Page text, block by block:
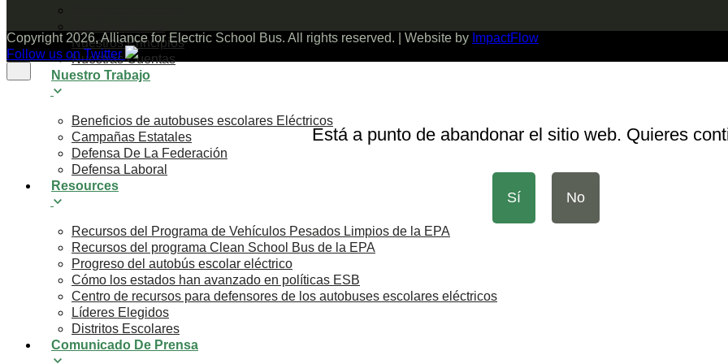
Nuestros Principios
Nuestras Cuentas
Nuestro Trabajo
Beneficios de autobuses escolares Eléctricos
Campañas Estatales
Defensa De La Federación
Defensa Laboral
Resources
Recursos del Programa de Vehículos Pesados Limpios de la EPA
Recursos del programa Clean School Bus de la EPA
Progreso del autobús escolar eléctrico
Cómo los estados han avanzado en políticas ESB
Centro de recursos para defensores de los autobuses escolares eléctricos
Líderes Elegidos
Distritos Escolares
Comunicado De Prensa
Copyright 2026, Alliance for Electric School Bus. All rights reserved. | Website by ImpactFlow
Follow us on Twitter
Está a punto de abandonar el sitio web. Quieres
Sí No